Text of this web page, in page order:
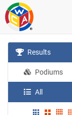
Results
Podiums
All